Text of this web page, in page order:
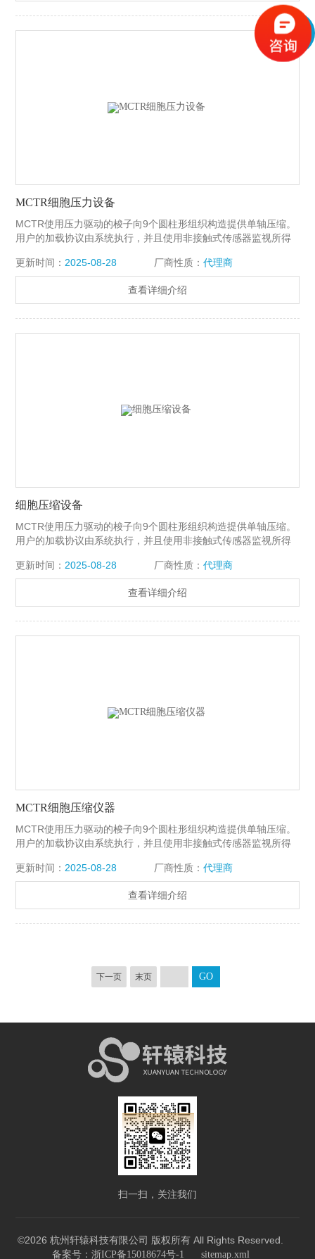
MCTR细胞压力设备
MCTR使用压力驱动的梭子向9个圆柱形组织构造提供单轴压缩。
用户的加载协议由系统执行，并且使用非接触式传感器监视所得
视觉确认正确的样品加载和实时成像。 样品室板可以灭菌，该系
统适用于实验室培养箱中的长期细胞培养。MCTR细胞压缩装置
更新时间： 2025-08-28 厂商性质： 代理商
查看详细介绍
细胞压缩设备
MCTR使用压力驱动的梭子向9个圆柱形组织构造提供单轴压缩。
用户的加载协议由系统执行，并且使用非接触式传感器监视所得
确认正确的样品加载和实时成像。 样品室板可以灭菌，该系统适
用于实验室培养箱中的长期细胞培养。MCTR细胞压缩装置
更新时间： 2025-08-28 厂商性质： 代理商
查看详细介绍
MCTR细胞压缩仪器
MCTR使用压力驱动的梭子向9个圆柱形组织构造提供单轴压缩。
用户的加载协议由系统执行，并且使用非接触式传感器监视所得
在测试期间视觉确认正确的样品加载和实时成像。 样品室板可以
灭菌，该系统适用于实验室培养箱中的长期细胞培养。MCTR细
更新时间： 2025-08-28 厂商性质： 代理商
查看详细介绍
下一页 末页
扫一扫，关注我们
©2026 杭州轩辕科技有限公司 版权所有 All Rights Reserved.
备案号：浙ICP备15018674号-1 sitemap.xml